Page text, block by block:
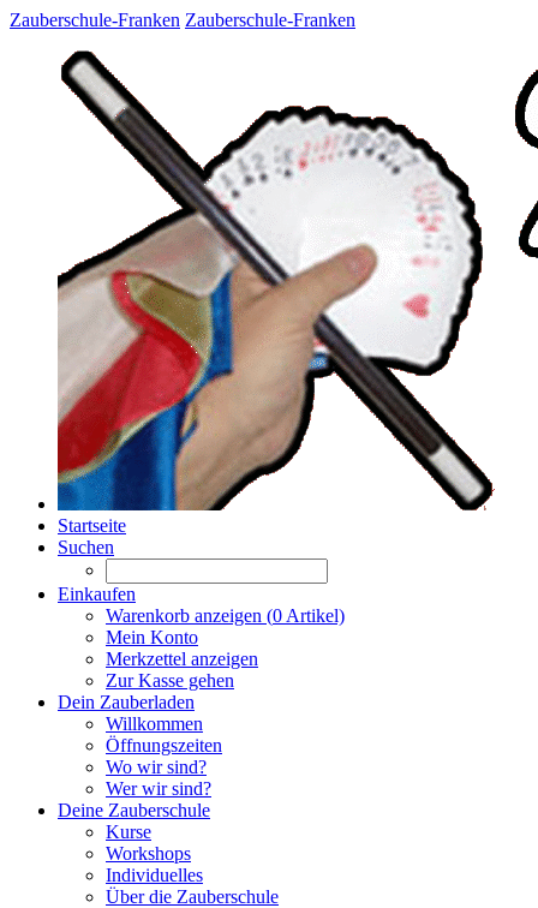
Zauberschule-Franken Zauberschule-Franken
Startseite
Suchen
Einkaufen
Warenkorb anzeigen (0 Artikel)
Mein Konto
Merkzettel anzeigen
Zur Kasse gehen
Dein Zauberladen
Willkommen
Öffnungszeiten
Wo wir sind?
Wer wir sind?
Deine Zauberschule
Kurse
Workshops
Individuelles
Über die Zauberschule